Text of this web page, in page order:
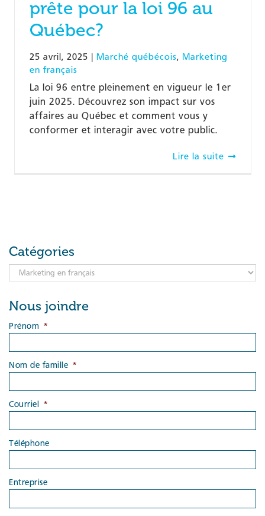
prête pour la loi 96 au
Québec?
25 avril, 2025 | Marché québécois, Marketing
en français
La loi 96 entre pleinement en vigueur le 1er
juin 2025. Découvrez son impact sur vos
affaires au Québec et comment vous y
conformer et interagir avec votre public.
Lire la suite
Catégories
Catégories
Nous joindre
Prénom *
Nom de famille *
Courriel *
Téléphone
Entreprise